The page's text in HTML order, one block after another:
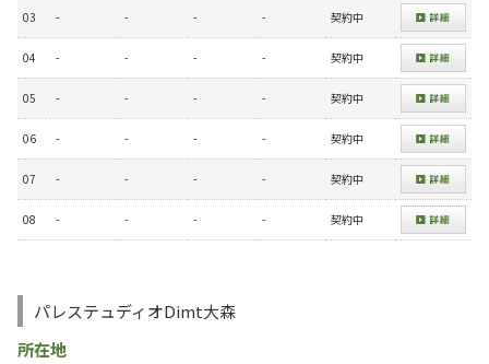
03 - - - - 契約中
04 - - - - 契約中
05 - - - - 契約中
06 - - - - 契約中
07 - - - - 契約中
08 - - - - 契約中
パレステュディオDimt大森
所在地